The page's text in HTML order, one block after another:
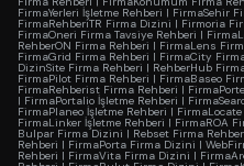
FirmaYerleri İşletme Rehberi | FirmaSehir
FirmaRehberiTR Firma Dizini | Firmoria
FirmaOneri Firma Tavsiye Rehberi |
RehberON Firma Rehberi | FirmaLens
FirmaGrid Firma Rehberi | FirmaCity
DizinSite Firma Rehberi | RehberHub
FirmaPilot Firma Rehberi | FirmaBaseo
FirmaRehberist Firma Rehberi |
| FirmaPortalio İşletme Rehberi |
FirmaPlaneo İşletme Rehberi |
FirmaLinker İşletme Rehberi | FirmaROA
Bulpar Firma Dizini | Rebset Firma
Rehberi | FirmaPorta Firma Dizini |
Rehberi | FirmaVita Firma Dizini |